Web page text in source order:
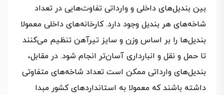
بین بندیل‌های داخلی و وارداتی تفاوت‌هایی در تعداد
شاخه‌های هر بندیل وجود دارد. کارخانه‌های داخلی معمولا
بندیل‌ها را بر اساس وزن و سایز تیرآهن تنظیم می‌کنند
تا حمل‌ و نقل و انبارداری آسان‌تر انجام شود. در مقابل،
بندیل‌های وارداتی ممکن است تعداد شاخه‌های متفاوتی
داشته باشند که معمولا به استانداردهای کشور مبدا